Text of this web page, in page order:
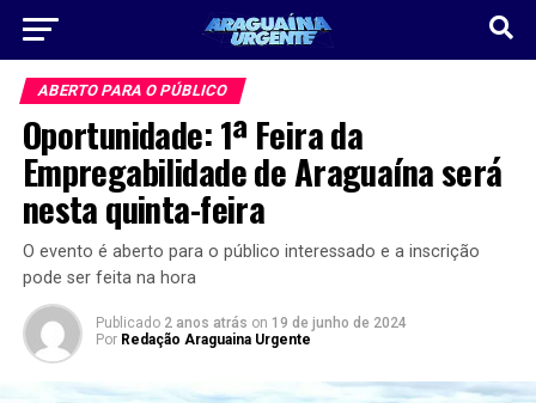
ABERTO PARA O PÚBLICO
Oportunidade: 1ª Feira da
Empregabilidade de Araguaína será
nesta quinta-feira
O evento é aberto para o público interessado e a inscrição
pode ser feita na hora
Publicado 2 anos atrás on 19 de junho de 2024
Por Redação Araguaina Urgente